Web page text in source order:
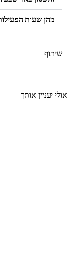
מהן שעות
שיתוף
אולי יעניין אותך